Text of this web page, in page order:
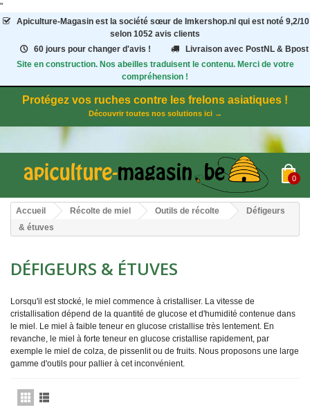
"
Apiculture-Magasinest la société sœur de Imkershop.nl qui est noté 9,2/10
selon 1052 avis clients
60 jours pour changer d'avis !
Livraison avec PostNL & Bpost
Site en construction. Nos abeilles traduisent le contenu. Merci de votre
compréhension !
Protégez vos ruches contre les frelons asiatiques !
Découvrir toutes nos solutions ici →
0
Accueil Récolte de miel Outils de récolte
Défigeurs
& étuves
DÉFIGEURS & ÉTUVES
Lorsqu'il est stocké, le miel commence à cristalliser. La vitesse de
cristallisation dépend de la quantité de glucose et d'humidité contenue dans
le miel. Le miel à faible teneur en glucose cristallise très lentement. En
revanche, le miel à forte teneur en glucose cristallise rapidement, par
exemple le miel de colza, de pissenlit ou de fruits. Nous proposons une large
gamme d'outils pour pallier à cet inconvénient.